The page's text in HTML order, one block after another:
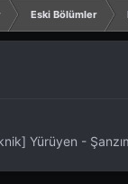
Eski Bölümler
Yürüyen -